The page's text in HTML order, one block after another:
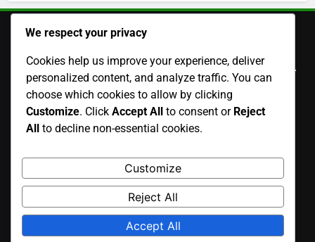
Enlaces Rápidos
Nuestra Historia
Términos de Servicio
Política de Protección de Datos
Contactar
Política de cookies
We respect your privacy
Cookies help us improve your experience, deliver
personalized content, and analyze traffic. You can
choose which cookies to allow by clicking
Customize. Click Accept All to consent or Reject
All to decline non-essential cookies.
Customize
Reject All
Accept All